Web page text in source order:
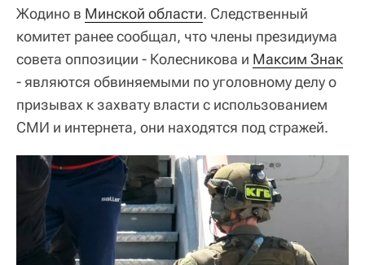
Жодино в Минской области. Следственный
комитет ранее сообщал, что члены президиума
совета оппозиции - Колесникова и Максим Знак
- являются обвиняемыми по уголовному делу о
призывах к захвату власти с использованием
СМИ и интернета, они находятся под стражей.